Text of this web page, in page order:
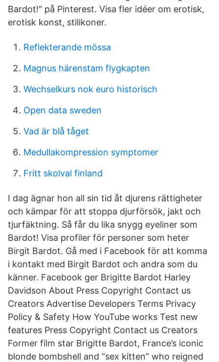
Bardot!" på Pinterest. Visa fler idéer om erotisk,
erotisk konst, stilikoner.
Reflekterande mössa
Magnus härenstam flygkapten
Wechselkurs nok euro historisch
Open data sweden
Vad är blå tåget
Medullakompression symptomer
Fritt skolval finland
I dag ägnar hon all sin tid åt djurens rättigheter
och kämpar för att stoppa djurförsök, jakt och
tjurfäktning. Så får du lika snygg eyeliner som
Bardot! Visa profiler för personer som heter
Birgit Bardot. Gå med i Facebook för att komma
i kontakt med Birgit Bardot och andra som du
känner. Facebook ger Brigitte Bardot Harley
Davidson About Press Copyright Contact us
Creators Advertise Developers Terms Privacy
Policy & Safety How YouTube works Test new
features Press Copyright Contact us Creators
Former film star Brigitte Bardot, France’s iconic
blonde bombshell and “sex kitten” who reigned